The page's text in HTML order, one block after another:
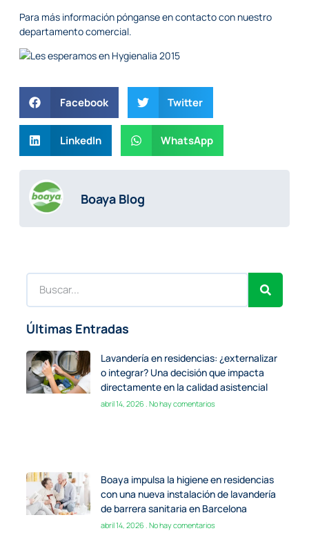
Para más información pónganse encontactocon nuestro
departamento comercial.
Facebook Twitter
LinkedIn WhatsApp
Boaya Blog
Últimas Entradas
Lavandería en residencias: ¿externalizar
o integrar? Una decisión que impacta
directamente en la calidad asistencial
abril 14, 2026 No hay comentarios
Boaya impulsa la higiene en residencias
con una nueva instalación de lavandería
de barrera sanitaria en Barcelona
abril 14, 2026 No hay comentarios